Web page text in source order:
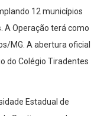
12 municípios
A Operação terá como
MG. A abertura oficial
do Colégio Tiradentes
Estadual de